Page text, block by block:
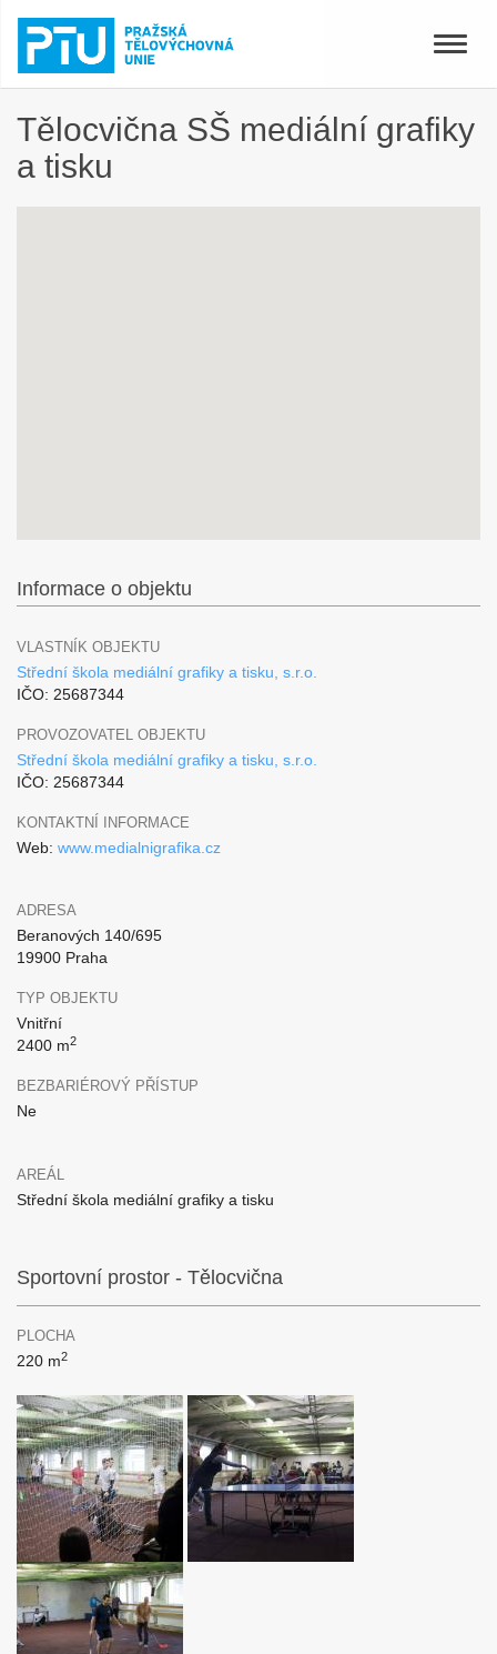
Toggle
Tělocvična SŠ mediální grafiky
a tisku
Informace o objektu
VLASTNÍK OBJEKTU
Střední škola mediální grafiky a tisku, s.r.o.
IČO: 25687344
PROVOZOVATEL OBJEKTU
Střední škola mediální grafiky a tisku, s.r.o.
IČO: 25687344
KONTAKTNÍ INFORMACE
Web: www.medialnigrafika.cz
ADRESA
Beranových 140/695
19900 Praha
TYP OBJEKTU
Vnitřní
2400 m2
BEZBARIÉROVÝ PŘÍSTUP
Ne
AREÁL
Střední škola mediální grafiky a tisku
Sportovní prostor - Tělocvična
PLOCHA
220 m2